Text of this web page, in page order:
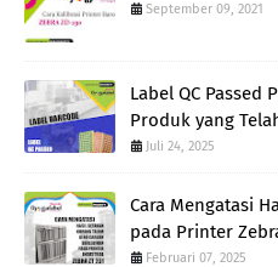
September 09, 2021
Label QC Passed
Produk yang
Juli 24, 2025
Cara Mengatasi
pada Printer
Februari 07, 2025